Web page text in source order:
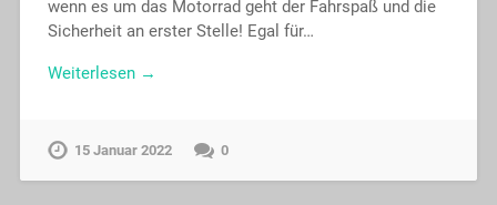
wenn es um das Motorrad geht der Fahrspaß und die
Sicherheit an erster Stelle! Egal für…
Weiterlesen →
15 Januar 2022 0